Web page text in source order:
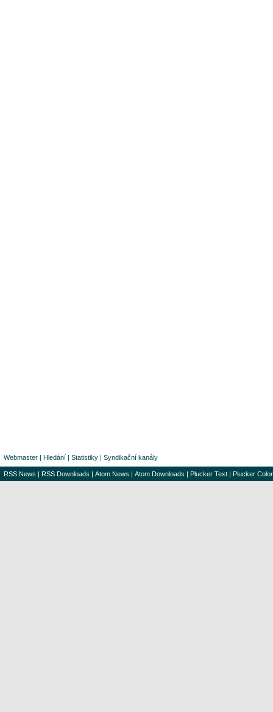
Webmaster | Hledání | Statistiky | Syndikační kanály
RSS News | RSS Downloads | Atom News | Atom Downloads | Plucker Text | Plucker Color